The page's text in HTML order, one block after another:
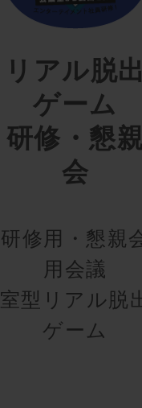
リアル脱
ゲーム
研修・懇
会
研修用・懇親
用会議
室型リアル脱
ゲーム